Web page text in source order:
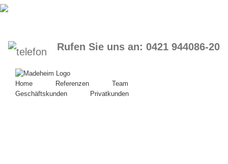
Skip
to
Rufen Sie uns an: 0421 944086-20
Home Referenzen
Team
Geschäftskunden
Privatkunden